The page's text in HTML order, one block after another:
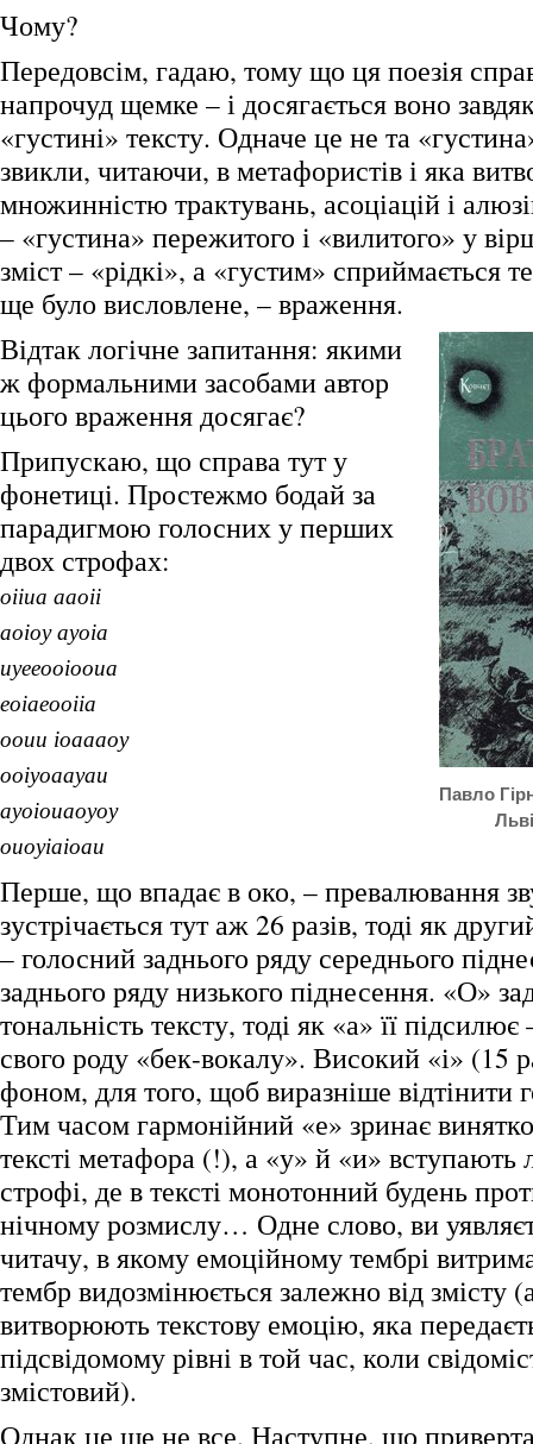
Чому?
Передовсім, гадаю, тому що ця поезія
напрочуд щемке – і досягається воно
«густині» тексту. Одначе це не та
звикли, читаючи, в метафористів і яка
множинністю трактувань, асоціацій і
– «густина» пережитого і «вилитого» у
зміст – «рідкі», а «густим» сприймається
ще було висловлене, – враження.
Павло
Відтак логічне запитання: якими
ж формальними засобами автор
цього враження досягає?
Припускаю, що справа тут у
фонетиці. Простежмо бодай за
парадигмою голосних у перших
двох строфах:
оііиа ааоіі
аоіоу ауоіа
иуееооіооиа
еоіаеооііа
ооии іоаааоу
ооіуоаауаи
ауоіоиаоуоу
оиоуіаіоаи
Перше, що впадає в око, – превалювання
зустрічається тут аж 26 разів, тоді як
– голосний заднього ряду середнього
заднього ряду низького піднесення. «О»
тональність тексту, тоді як «а» її
свого роду «бек-вокалу». Високий «і» (15
фоном, для того, щоб виразніше відтінити
Тим часом гармонійний «е» зринає
тексті метафора (!), а «у» й «и» вступають
строфі, де в тексті монотонний будень
нічному розмислу… Одне слово, ви
читачу, в якому емоційному тембрі
тембр видозмінюється залежно від змісту
витворюють текстову емоцію, яка
підсвідомому рівні в той час, коли
змістовий).
Однак це ще не все. Наступне, що